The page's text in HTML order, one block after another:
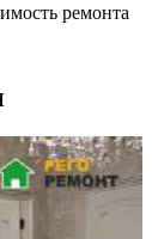
ремонта